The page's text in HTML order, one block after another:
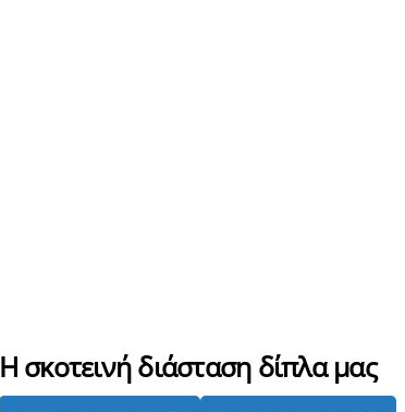
Η σκοτεινή διάσταση δίπλα μας